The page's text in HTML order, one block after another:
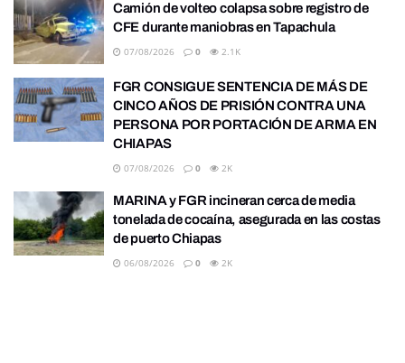
Camión de volteo colapsa sobre registro de
CFE durante maniobras en Tapachula
07/08/2026 0 2.1K
FGR CONSIGUE SENTENCIA DE MÁS DE
CINCO AÑOS DE PRISIÓN CONTRA UNA
PERSONA POR PORTACIÓN DE ARMA EN
CHIAPAS
07/08/2026 0 2K
MARINA y FGR incineran cerca de media
tonelada de cocaína, asegurada en las costas
de puerto Chiapas
06/08/2026 0 2K